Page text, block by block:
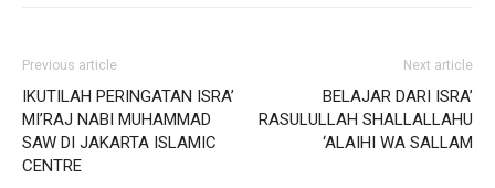
Previous article
IKUTILAH PERINGATAN ISRA’
MI’RAJ NABI MUHAMMAD
SAW DI JAKARTA ISLAMIC
CENTRE
Next article
BELAJAR DARI ISRA’
RASULULLAH SHALLALLAHU
‘ALAIHI WA SALLAM